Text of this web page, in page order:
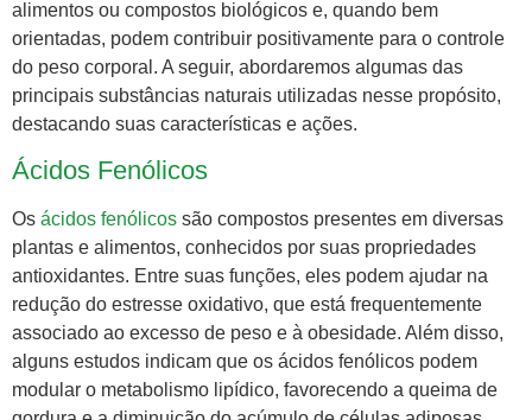
alimentos ou compostos biológicos e, quando bem
orientadas, podem contribuir positivamente para o controle
do peso corporal. A seguir, abordaremos algumas das
principais substâncias naturais utilizadas nesse propósito,
destacando suas características e ações.
Ácidos Fenólicos
Os ácidos fenólicos são compostos presentes em diversas
plantas e alimentos, conhecidos por suas propriedades
antioxidantes. Entre suas funções, eles podem ajudar na
redução do estresse oxidativo, que está frequentemente
associado ao excesso de peso e à obesidade. Além disso,
alguns estudos indicam que os ácidos fenólicos podem
modular o metabolismo lipídico, favorecendo a queima de